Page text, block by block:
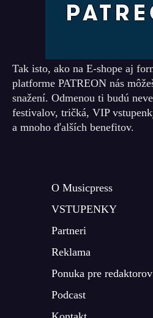
Tak isto, ako na E-shope aj
platforme PATREON nás
snažení. Odmenou ti budú
festivalov, tričká, VIP
a mnoho ďalších benefitov.
O Musicpress
VSTUPENKY
Partneri
Reklama
Ponuka pre redaktorov
Podcast